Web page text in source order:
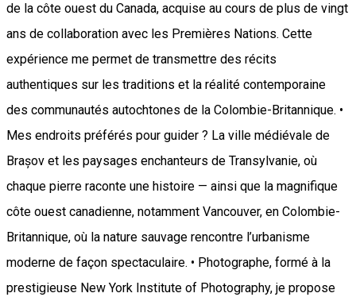
de la côte ouest du Canada, acquise au cours de plus de vingt
ans de collaboration avec les Premières Nations. Cette
expérience me permet de transmettre des récits
authentiques sur les traditions et la réalité contemporaine
des communautés autochtones de la Colombie-Britannique. •
Mes endroits préférés pour guider ? La ville médiévale de
Brașov et les paysages enchanteurs de Transylvanie, où
chaque pierre raconte une histoire — ainsi que la magnifique
côte ouest canadienne, notamment Vancouver, en Colombie-
Britannique, où la nature sauvage rencontre l’urbanisme
moderne de façon spectaculaire. • Photographe, formé à la
prestigieuse New York Institute of Photography, je propose